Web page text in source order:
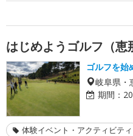
はじめようゴルフ（恵
ゴルフを始
岐阜県・
期間：
体験イベント・アクティビティ